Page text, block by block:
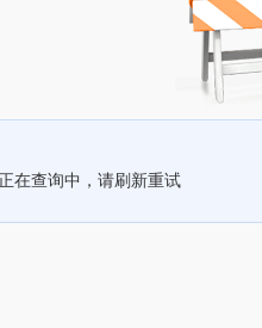
在查询中，请刷新重试